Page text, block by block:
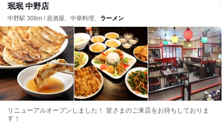
珉珉 中野店
中野駅 308m / 居酒屋、中華料理、 ラーメン
リニューアルオープンしました！ 皆さまのご来店をお待ちしておりま
す！